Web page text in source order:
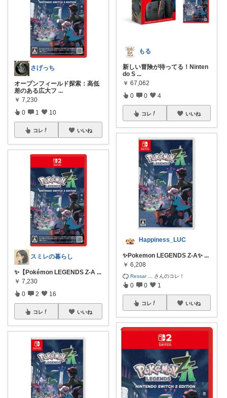
さげっち
オープンフィールド探索：高低
差のある広大フ ...
￥ 7,230
0 1 10
コレ いいね
スミレの暮らし
✨【Pokémon LEGENDS Z-A ...
￥ 7,230
0 2 16
コレ いいね
もる
新しい冒険が待ってる！Ninten
do S ...
￥ 67,062
0 0 4
コレ いいね
Happiness_LUC
✨Pokemon LEGENDS Z-A✨ ...
￥ 6,208
Ressar さんのコレ！
0 0 1
コレ いいね